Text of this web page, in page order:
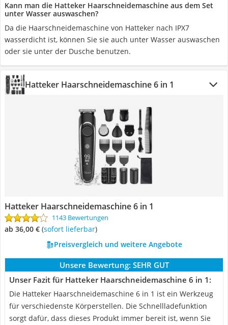
Kann man die Hatteker Haarschneidemaschine aus dem Set
unter Wasser auswaschen?
Da die Haarschneidemaschine von Hatteker nach IPX7
wasserdicht ist, können Sie sie auch unter Wasser auswaschen
oder sie unter der Dusche benutzen.
Hatteker Haarschneidemaschine 6 in 1
Hatteker Haarschneidemaschine 6 in 1
1143 Bewertungen
ab 36,00 € ( Sofort lieferbar)
Preisvergleich und weitere Angebote
Unsere Bewertung: SEHR GUT
Unser Fazit für Hatteker Haarschneidemaschine 6 in 1:
Die Hatteker Haarschneidemaschine 6 in 1 ist ein Werkzeug
für verschiedenste Körperstellen. Die Schnellladefunktion
sorgt dafür, dass dieses Produkt immer bereit ist, wenn Sie